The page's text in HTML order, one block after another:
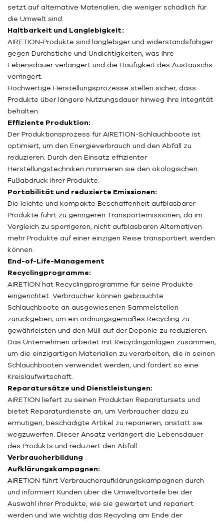
setzt auf alternative Materialien, die weniger schädlich für
die Umwelt sind.
Haltbarkeit und Langlebigkeit:
AIRETION-Produkte sind langlebiger und widerstandsfähiger
gegen Durchstiche und Undichtigkeiten, was ihre
Lebensdauer verlängert und die Häufigkeit des Austauschs
verringert.
Hochwertige Herstellungsprozesse stellen sicher, dass
Produkte über längere Nutzungsdauer hinweg ihre Integrität
behalten.
Effiziente Produktion:
Der Produktionsprozess für AIRETION-Schlauchboote ist
optimiert, um den Energieverbrauch und den Abfall zu
reduzieren. Durch den Einsatz effizienter
Herstellungstechniken minimieren sie den ökologischen
Fußabdruck ihrer Produkte.
Portabilität und reduzierte Emissionen:
Die leichte und kompakte Beschaffenheit aufblasbarer
Produkte führt zu geringeren Transportemissionen, da im
Vergleich zu sperrigeren, nicht aufblasbaren Alternativen
mehr Produkte auf einer einzigen Reise transportiert werden
können.
End-of-Life-Management
Recyclingprogramme:
AIRETION hat Recyclingprogramme für seine Produkte
eingerichtet. Verbraucher können gebrauchte
Schlauchboote an ausgewiesenen Sammelstellen
zurückgeben, um ein ordnungsgemäßes Recycling zu
gewährleisten und den Müll auf der Deponie zu reduzieren.
Das Unternehmen arbeitet mit Recyclinganlagen zusammen,
um die einzigartigen Materialien zu verarbeiten, die in seinen
Schlauchbooten verwendet werden, und fördert so eine
Kreislaufwirtschaft.
Reparatursätze und Dienstleistungen:
AIRETION liefert zu seinen Produkten Reparatursets und
bietet Reparaturdienste an, um Verbraucher dazu zu
ermutigen, beschädigte Artikel zu reparieren, anstatt sie
wegzuwerfen. Dieser Ansatz verlängert die Lebensdauer
des Produkts und reduziert den Abfall.
Verbraucherbildung
Aufklärungskampagnen:
AIRETION führt Verbraucheraufklärungskampagnen durch
und informiert Kunden über die Umweltvorteile bei der
Auswahl ihrer Produkte, wie sie gewartet und repariert
werden und wie wichtig das Recycling am Ende der